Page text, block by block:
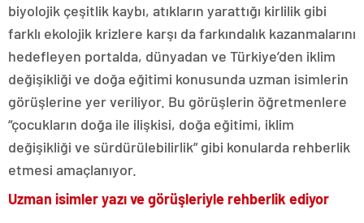
biyolojik çeşitlik kaybı, atıkların yarattığı kirlilik gibi
farklı ekolojik krizlere karşı da farkındalık kazanmalarını
hedefleyen portalda, dünyadan ve Türkiye’den iklim
değişikliği ve doğa eğitimi konusunda uzman isimlerin
görüşlerine yer veriliyor. Bu görüşlerin öğretmenlere
“çocukların doğa ile ilişkisi, doğa eğitimi, iklim
değişikliği ve sürdürülebilirlik” gibi konularda rehberlik
etmesi amaçlanıyor.
Uzman isimler yazı ve görüşleriyle rehberlik ediyor